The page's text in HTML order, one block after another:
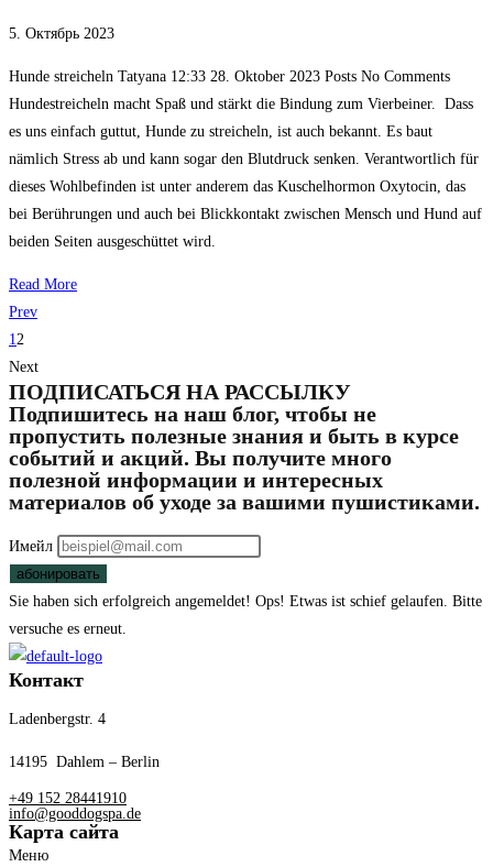
5. Октябрь 2023
Hunde streicheln Tatyana 12:33 28. Oktober 2023 Posts No Comments
Hundestreicheln macht Spaß und stärkt die Bindung zum Vierbeiner. Dass
es uns einfach guttut, Hunde zu streicheln, ist auch bekannt. Es baut
nämlich Stress ab und kann sogar den Blutdruck senken. Verantwortlich für
dieses Wohlbefinden ist unter anderem das Kuschelhormon Oxytocin, das
bei Berührungen und auch bei Blickkontakt zwischen Mensch und Hund auf
beiden Seiten ausgeschüttet wird.
Read More
Prev
12
Next
ПОДПИСАТЬСЯ НА РАССЫЛКУ
Подпишитесь на наш блог, чтобы не
пропустить полезные знания и быть в курсе
событий и акций. Вы получите много
полезной информации и интересных
материалов об уходе за вашими пушистиками.
Имейл
абонировать
Sie haben sich erfolgreich angemeldet! Ops! Etwas ist schief gelaufen. Bitte
versuche es erneut.
Контакт
Ladenbergstr. 4
14195 Dahlem – Berlin
+49 152 28441910
info@gooddogspa.de
Карта сайта
Меню